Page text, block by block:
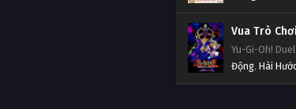
Yu-Gi-Oh!
Động, Hài